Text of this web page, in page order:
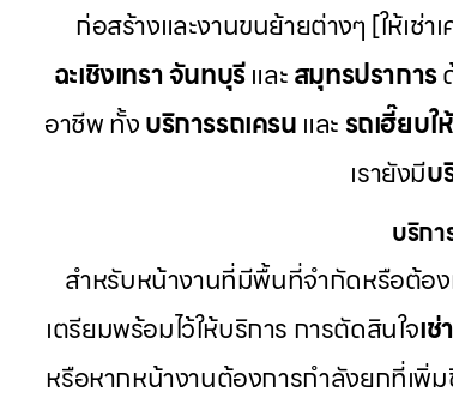
ก่อสร้างและงานขนย้ายต่างๆ [ให้เ
ฉะเชิงเทรา จันทบุรีและสมุทรปราการ
อาชีพ ทั้งบริการรถเครน และรถเฮี๊ยบใ
เรายังมีบ
บริก
สำหรับหน้างานที่มีพื้นที่จำกัดหรือต้อ
เตรียมพร้อมไว้ให้บริการ การตัดสินใจเ
หรือหากหน้างานต้องการกำลังยกที่เพิ่ม